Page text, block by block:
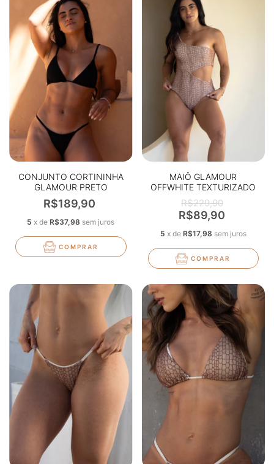
CONJUNTO CORTININHA
GLAMOUR PRETO
TEXTURIZADO
R$189,90
5 xdeR$37,98 sem juros
COMPRAR
MAIÔ GLAMOUR
OFFWHITE TEXTURIZADO
R$229,90
R$89,90
5 x de R$17,98 sem juros
COMPRAR